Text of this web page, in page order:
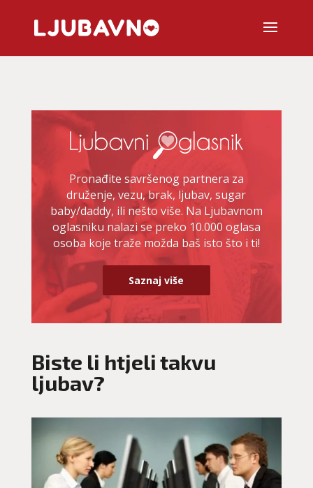
Pronađite savršenog partnera za
druženje, vezu, brak, ljubav, sugar
baby/daddy, ili nešto više. Na Ljubavnom
oglasniku nalazi se preko 10.000 oglasa
osoba koje traže možda baš isto što i ti!
Saznaj više
Biste li htjeli takvu
ljubav?